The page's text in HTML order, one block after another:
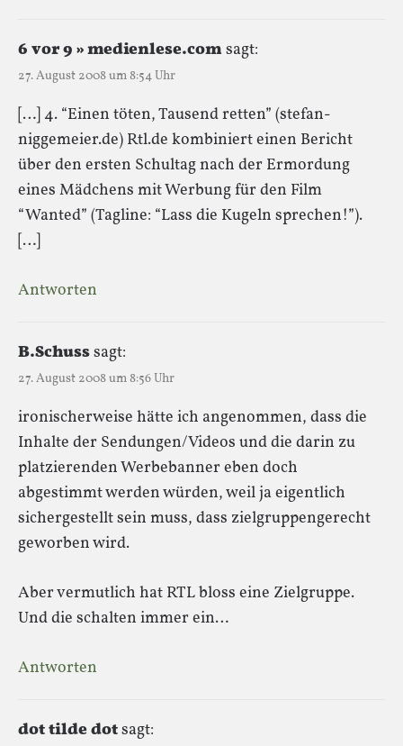
6 vor 9 » medienlese.comsagt:
27. August 2008 um 8:54 Uhr
[…] 4. “Einen töten, Tausend retten” (stefan-
niggemeier.de) Rtl.de kombiniert einen Bericht
über den ersten Schultag nach der Ermordung
eines Mädchens mit Werbung für den Film
“Wanted” (Tagline: “Lass die Kugeln sprechen!”).
[…]
Antworten
B.Schusssagt:
27. August 2008 um 8:56 Uhr
ironischerweise hätte ich angenommen, dass die
Inhalte der Sendungen/Videos und die darin zu
platzierenden Werbebanner eben doch
abgestimmt werden würden, weil ja eigentlich
sichergestellt sein muss, dass zielgruppengerecht
geworben wird.
Aber vermutlich hat RTL bloss eine Zielgruppe.
Und die schalten immer ein…
Antworten
dot tilde dotsagt: